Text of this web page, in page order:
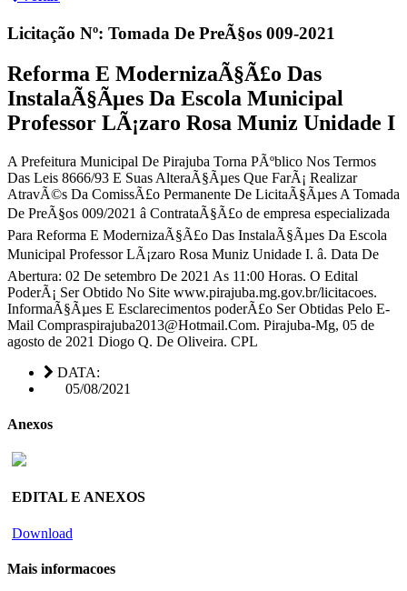
Licitação Nº: Tomada De PreÃ§os 009-2021
Reforma E ModernizaÃ§Ã£o Das
InstalaÃ§Ãµes Da Escola Municipal
Professor LÃ¡zaro Rosa Muniz Unidade I
A Prefeitura Municipal De Pirajuba Torna PÃºblico Nos Termos
Das Leis 8666/93 E Suas AlteraÃ§Ãµes Que FarÃ¡ Realizar
AtravÃ©s Da ComissÃ£o Permanente De LicitaÃ§Ãµes A Tomada
De PreÃ§os 009/2021 â ContrataÃ§Ã£o de empresa especializada
Para Reforma E ModernizaÃ§Ã£o Das InstalaÃ§Ãµes Da Escola
Municipal Professor LÃ¡zaro Rosa Muniz Unidade I. â. Data De
Abertura: 02 De setembro De 2021 As 11:00 Horas. O Edital
PoderÃ¡ Ser Obtido No Site www.pirajuba.mg.gov.br/licitacoes.
InformaÃ§Ãµes E Esclarecimentos poderÃ£o Ser Obtidas Pelo E-
Mail Compraspirajuba2013@Hotmail.Com. Pirajuba-Mg, 05 de
agosto de 2021 Diogo Q. De Oliveira. CPL
DATA:
05/08/2021
Anexos
EDITAL E ANEXOS
Download
Mais informacoes